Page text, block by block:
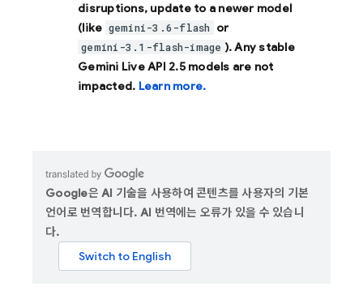
disruptions, update to a newer model
(like gemini-3.6-flash or
gemini-3.1-flash-image ). Any stable
Gemini Live API 2.5 models are not
impacted. Learn more.
Google은 AI 기술을 사용하여 콘텐츠를 사용자의 기본
언어로 번역합니다. AI 번역에는 오류가 있을 수 있습니
다.